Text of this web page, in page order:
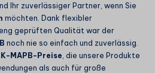
Ihr zuverlässiger Partner, wenn Sie
möchten. Dank flexibler
geprüften Qualität war der
noch nie so einfach und zuverlässig.
MAPB-Preise , die unsere Produkte
als auch für große